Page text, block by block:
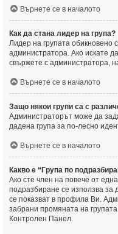
Върнете се в началото
Как да стана лидер на група?
Лидер на групата обикновено
администратора. Ако искате
свържете с администратора,
Върнете се в началото
Защо някои групи са с
Администраторът може да
дадена група за по-лесно
Върнете се в началото
Какво е “Група по
Ако сте член на повече от
подразбиране се използва за
се показват в профила Ви.
забрани промяната на
Контролен Панел.